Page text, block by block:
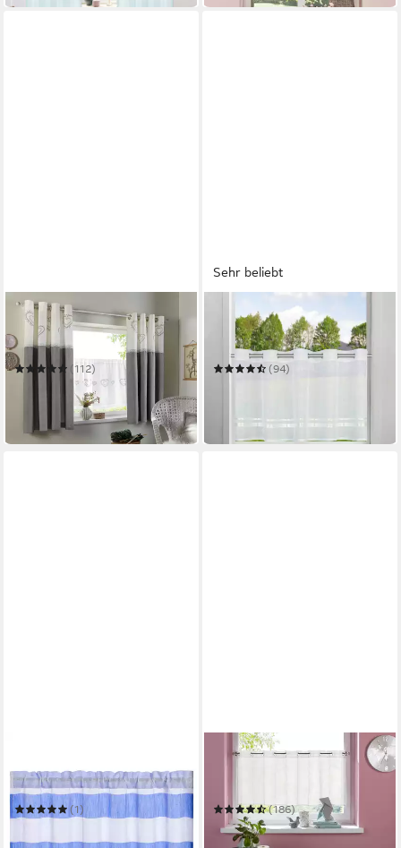
OTTO HOME
Scheibengardine Louis
Mehrere Größen
(112)
UVP 14,99 €
-33%
in 2-3 Werktagen bei dir
Sehr beliebt
OTTO HOME
Scheibengardine REGINA
Mehrere Größen
(94)
lieferbar in 4 Wochen
Scheibengardine Slike
Mehrere Größen
(1)
OTTO HOME
(186)
ab 7,49 € UVP11,92 €